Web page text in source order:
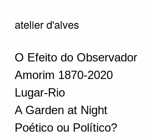
atelier d'alves
O Efeito do Observador
Amorim 1870-2020
Lugar-Rio
A Garden at Night
Poético ou Político?